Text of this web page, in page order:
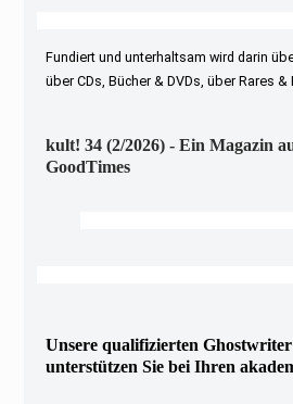
Fundiert und unterhaltsam wird darin
über CDs, Bücher & DVDs, über Rares
kult! 34 (2/2026) - Ein Magazin
GoodTimes
Unsere qualifizierten
unterstützen Sie bei Ihren